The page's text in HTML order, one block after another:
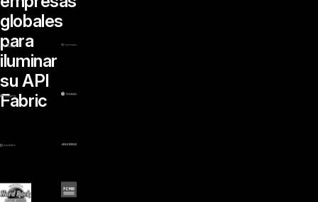
globales
para
iluminar
su API
Fabric